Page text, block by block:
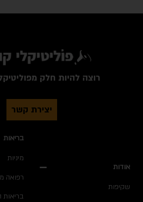
רוצה להיות חלק
יצירת קשר
אודות
שקיפות
בריאות
מיניות
רפואה
בריאות